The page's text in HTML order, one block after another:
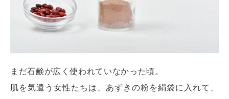
まだ石鹸が広く使われていなかった頃。
肌を気遣う女性たちは、あずきの粉を絹袋に入れて、